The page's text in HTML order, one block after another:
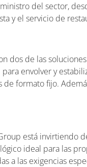
del sector,
y el servicio de
dos de las
envolver y
formato fijo.
está invirtiendo
ideal para las
a las exigencias